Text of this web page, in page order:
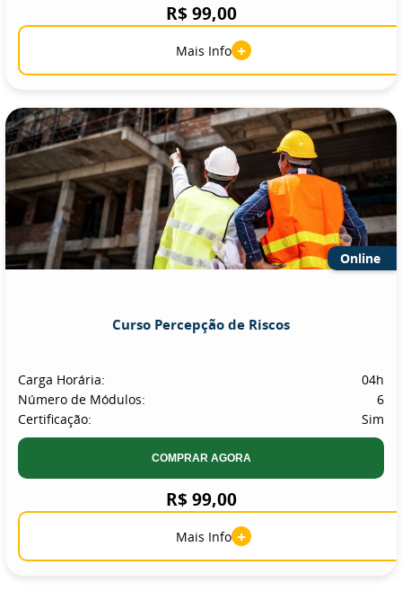
R$ 99,00
Mais Info +
Online
Curso Percepção de Riscos
Carga Horária:
04h
Número de Módulos:
6
Certificação:
Sim
COMPRAR AGORA
R$ 99,00
Mais Info +